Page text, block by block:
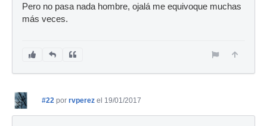
Pero no pasa nada hombre, ojalá me equivoque muchas
más veces.
#22 por rvperez el 19/01/2017